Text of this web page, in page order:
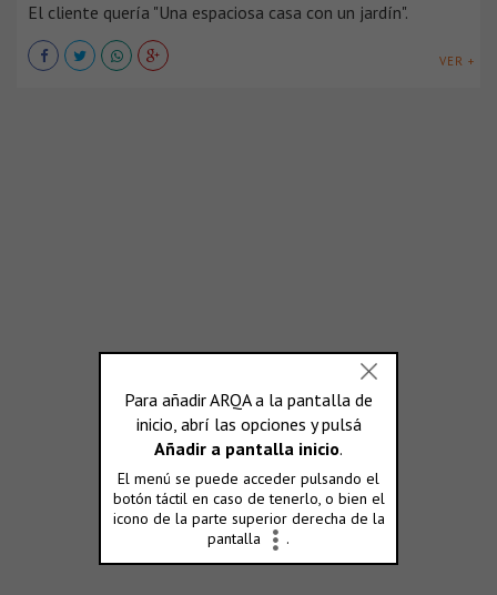
El cliente quería "Una espaciosa casa con un jardín".
VER +